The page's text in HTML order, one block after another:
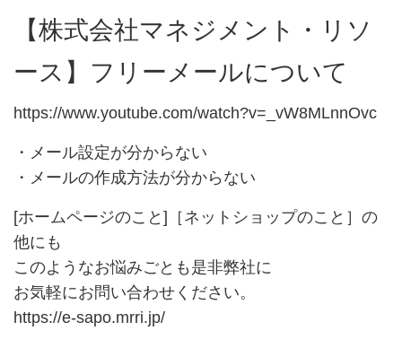
【株式会社マネジメント・リソ
ース】フリーメールについて
https://www.youtube.com/watch?v=_vW8MLnnOvc
・メール設定が分からない
・メールの作成方法が分からない
[ホームページのこと]［ネットショップのこと］の
他にも
このようなお悩みごとも是非弊社に
お気軽にお問い合わせください。
https://e-sapo.mrri.jp/